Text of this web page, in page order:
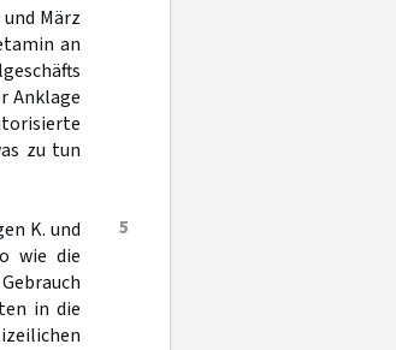
März
an
Anklage
zu tun
5
K. und
wie die
in die